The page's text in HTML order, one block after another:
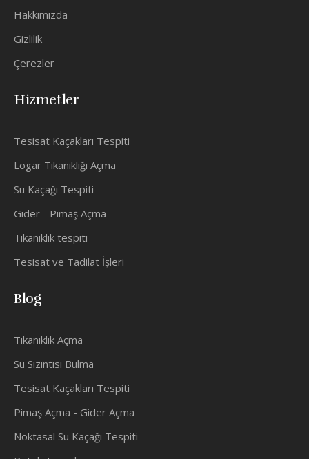
Hakkımızda
Gizlilik
Çerezler
Hizmetler
Tesisat Kaçakları Tespiti
Logar Tıkanıklığı Açma
Su Kaçağı Tespiti
Gider - Pimaş Açma
Tıkanıklık tespiti
Tesisat ve Tadilat İşleri
Blog
Tıkanıklık Açma
Su Sızıntısı Bulma
Tesisat Kaçakları Tespiti
Pimaş Açma - Gider Açma
Noktasal Su Kaçağı Tespiti